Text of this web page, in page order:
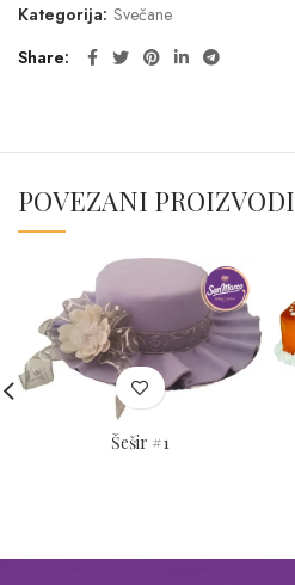
Kategorija: Svečane
Share
POVEZANI PROIZVODI
Šešir #1